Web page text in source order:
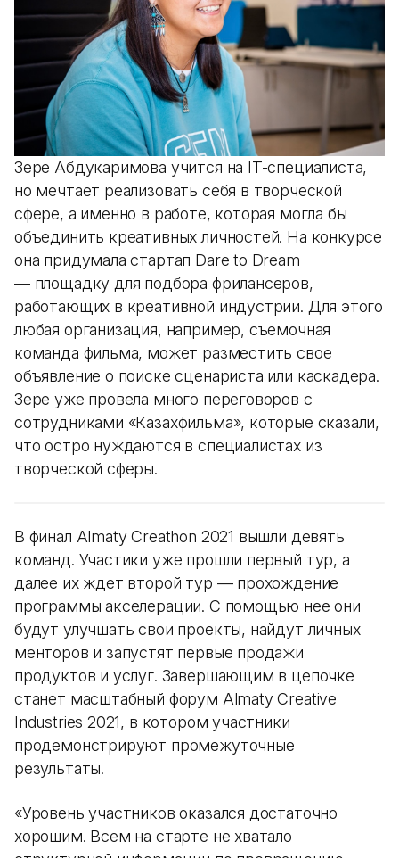
Зере Абдукаримова учится на IT-специалиста,
но мечтает реализовать себя в творческой
сфере, а именно в работе, которая могла бы
объединить креативных личностей. На конкурсе
она придумала стартап Dare to Dream
— площадку для подбора фрилансеров,
работающих в креативной индустрии. Для этого
любая организация, например, съемочная
команда фильма, может разместить свое
объявление о поиске сценариста или каскадера.
Зере уже провела много переговоров с
сотрудниками «Казахфильма», которые сказали,
что остро нуждаются в специалистах из
творческой сферы.
В финал Almaty Creathon 2021 вышли девять
команд. Участики уже прошли первый тур, а
далее их ждет второй тур — прохождение
программы акселерации. С помощью нее они
будут улучшать свои проекты, найдут личных
менторов и запустят первые продажи
продуктов и услуг. Завершающим в цепочке
станет масштабный форум Almaty Creative
Industries 2021, в котором участники
продемонстрируют промежуточные
результаты.
«Уровень участников оказался достаточно
хорошим. Всем на старте не хватало